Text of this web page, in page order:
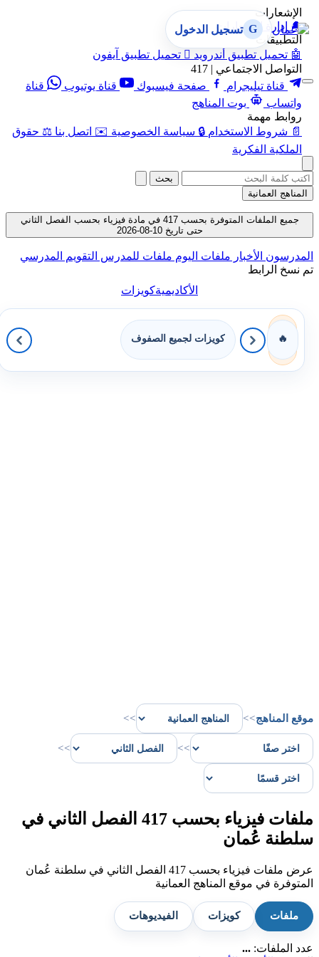
الإشعارات
🔔 إدارة الإشعارات
التطبيقات
🤖 تحميل تطبيق أندرويد  تحميل تطبيق آيفون
التواصل الاجتماعي | 417
قناة تيليجرام
صفحة فيسبوك قناة يوتيوب
قناة
واتساب
بوت المناهج
روابط مهمة
📄 شروط الاستخدام 🔒 سياسة الخصوصية ✉️ اتصل بنا ⚖️ حقوق
الملكية الفكرية
G تسجيل الدخول
بحث
المناهج العمانية
جميع الملفات المتوفرة بحسب 417 في مادة فيزياء بحسب الفصل الثاني
حتى تاريخ 10-08-2026
المدرسون الأخبار ملفات اليوم ملفات للمدرس التقويم المدرسي
تم نسخ الرابط
الأكاديميةكويزات
🔥 كويزات لجميع الصفوف
موقع المناهج>>
>>
>>
>>
ملفات فيزياء بحسب 417 الفصل الثاني في
سلطنة عُمان
عرض ملفات فيزياء بحسب 417 الفصل الثاني في سلطنة عُمان
المتوفرة في موقع المناهج العمانية
ملفات كويزات الفيديوهات
عدد الملفات: ...